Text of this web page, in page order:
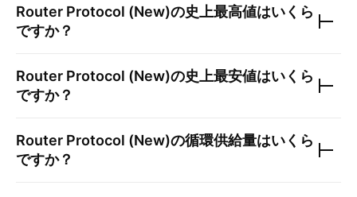
Router Protocol (New)の史上最高値はいくら
ですか？
Router Protocol (New)の史上最安値はいくら
ですか？
Router Protocol (New)の循環供給量はいくら
ですか？